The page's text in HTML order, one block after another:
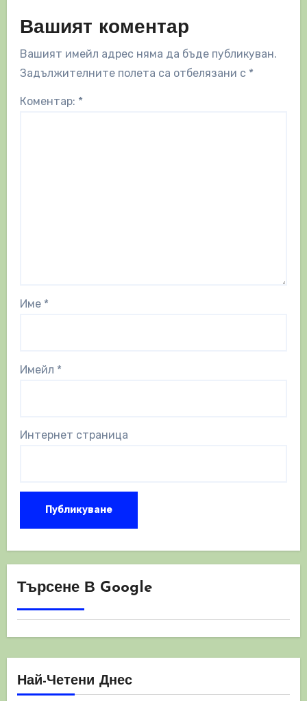
Вашият коментар
Вашият имейл адрес няма да бъде публикуван.
Задължителните полета са отбелязани с *
Коментар: *
Име *
Имейл *
Интернет страница
Търсене В Google
Най-Четени Днес